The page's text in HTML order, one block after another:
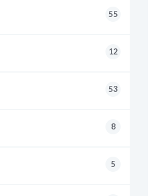
55
12
53
8
5